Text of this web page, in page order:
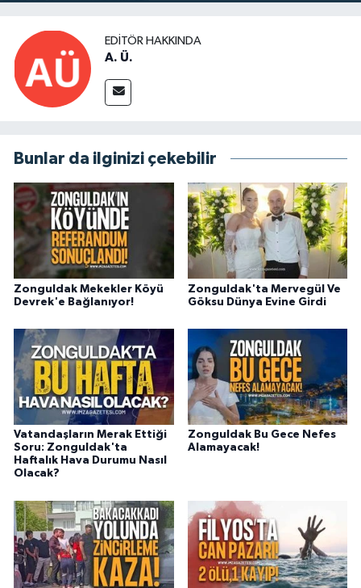
EDITÖR HAKKINDA
A. Ü.
Bunlar da ilginizi çekebilir
Zonguldak Mekekler Köyü
Devrek'e Bağlanıyor!
Zonguldak'ta Mervegül Ve
Göksu Dünya Evine Girdi
Vatandaşların Merak Ettiği
Soru: Zonguldak'ta
Haftalık Hava Durumu Nasıl
Olacak?
Zonguldak Bu Gece Nefes
Alamayacak!